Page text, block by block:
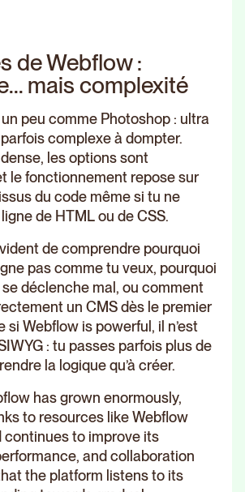
de Webflow :
mais complexité
un peu comme Photoshop : ultra
complexe à dompter.
les options sont
le fonctionnement repose sur
du code même si tu ne
de HTML ou de CSS.
de comprendre pourquoi
pas comme tu veux, pourquoi
déclenche mal, ou comment
un CMS dès le premier
si Webflow is powerful, il n’est
: tu passes parfois plus de
la logique qu’à créer.
has grown enormously,
to resources like Webflow
continues to improve its
and collaboration
the platform listens to its